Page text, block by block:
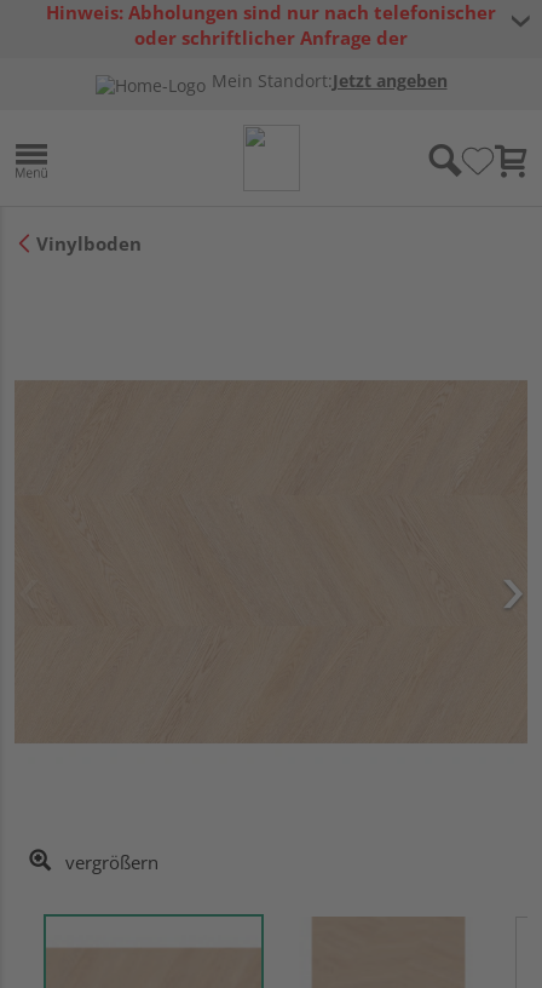
Hinweis: Abholungen sind nur nach telefonischer
oder schriftlicher Anfrage der
Mein Standort:Jetzt angeben
Vinylboden
vergrößern